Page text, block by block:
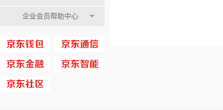
企业会员帮助中心